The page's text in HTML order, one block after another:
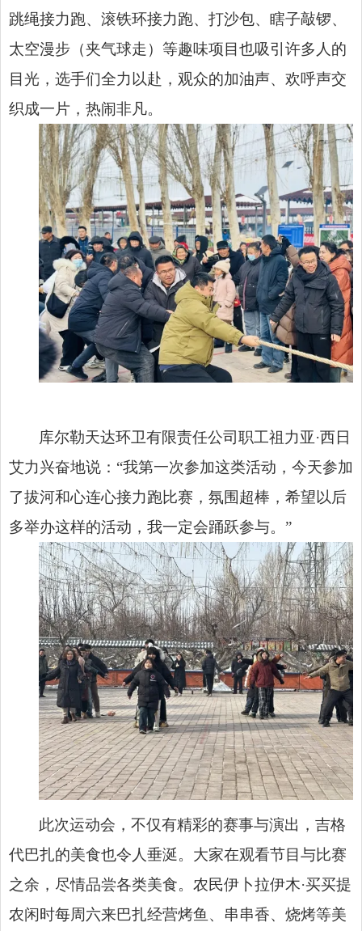
跳绳接力跑、滚铁环接力跑、打沙包、瞎子敲锣、
太空漫步（夹气球走）等趣味项目也吸引许多人的
目光，选手们全力以赴，观众的加油声、欢呼声交
织成一片，热闹非凡。
库尔勒天达环卫有限责任公司职工祖力亚·西日
艾力兴奋地说：“我第一次参加这类活动，今天参加
了拔河和心连心接力跑比赛，氛围超棒，希望以后
多举办这样的活动，我一定会踊跃参与。”
此次运动会，不仅有精彩的赛事与演出，吉格
代巴扎的美食也令人垂涎。大家在观看节目与比赛
之余，尽情品尝各类美食。农民伊卜拉伊木·买买提
农闲时每周六来巴扎经营烤鱼、串串香、烧烤等美